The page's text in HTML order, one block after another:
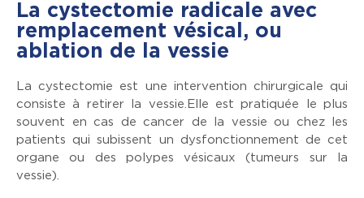
La cystectomie radicale avec
remplacement vésical, ou
ablation de la vessie
La cystectomie est une intervention chirurgicale qui
consiste à retirer la vessie.Elle est pratiquée le plus
souvent en cas de cancer de la vessie ou chez les
patients qui subissent un dysfonctionnement de cet
organe ou des polypes vésicaux (tumeurs sur la
vessie).